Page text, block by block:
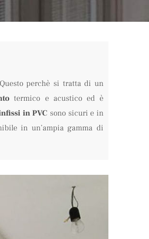
perchè si tratta di un
termico e acustico ed è
in PVC sono sicuri e in
in un’ampia gamma di